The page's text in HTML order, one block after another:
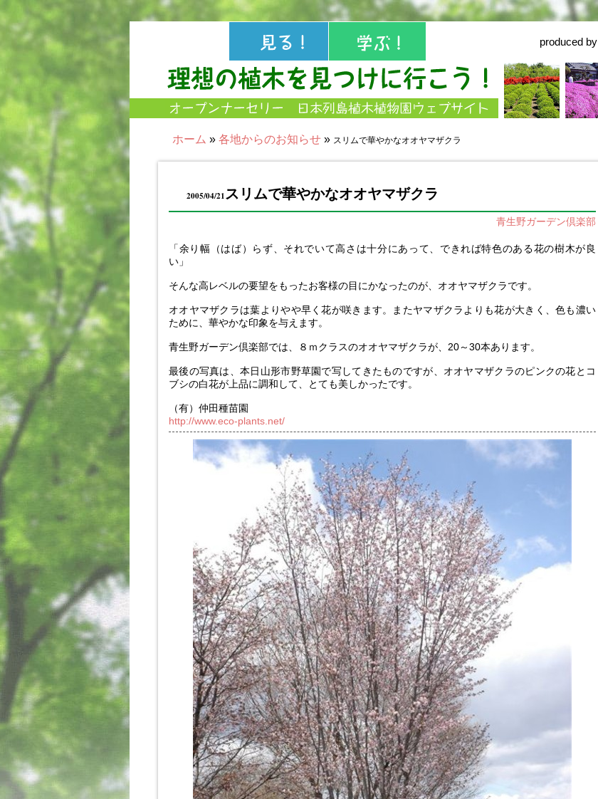
produced by
ホーム » 各地からのお知らせ » スリムで華やかなオオヤマザクラ
2005/04/21スリムで華やかなオオヤマザクラ
青生野ガーデン倶楽部
「余り幅（はば）らず、それでいて高さは十分にあって、できれば特色のある花の樹木が良
い」
そんな高レベルの要望をもったお客様の目にかなったのが、オオヤマザクラです。
オオヤマザクラは葉よりやや早く花が咲きます。またヤマザクラよりも花が大きく、色も濃い
ために、華やかな印象を与えます。
青生野ガーデン倶楽部では、８ｍクラスのオオヤマザクラが、20～30本あります。
最後の写真は、本日山形市野草園で写してきたものですが、オオヤマザクラのピンクの花とコ
ブシの白花が上品に調和して、とても美しかったです。
（有）仲田種苗園
http://www.eco-plants.net/